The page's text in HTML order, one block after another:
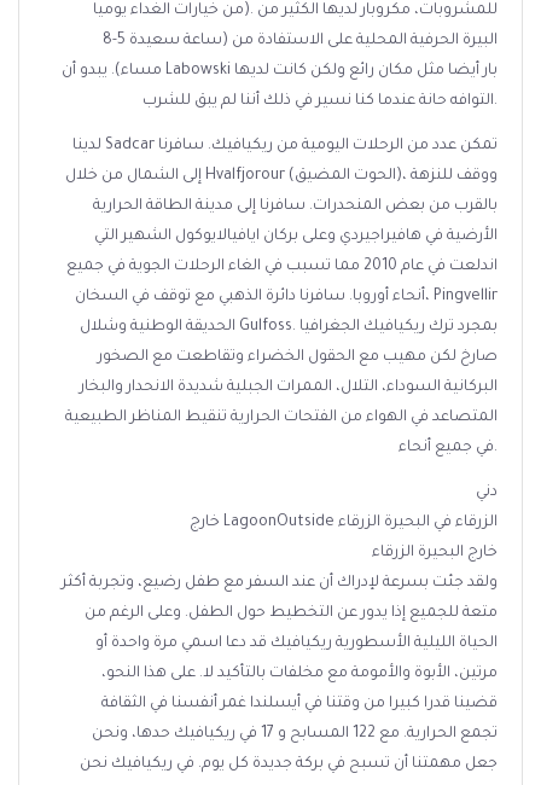
من خيارات الغداء يوميا). للمشروبات، مكروبار لديها الكثير من
البيرة الحرفية المحلية على الاستفادة من (ساعة سعيدة 5-8
مساء). يبدو أن Labowski بار أيضا مثل مكان رائع ولكن كانت لديها
التوافه حانة عندما كنا نسير في ذلك أننا لم يبق للشرب.
لدينا Sadcar تمكن عدد من الرحلات اليومية من ريكيافيك. سافرنا
إلى الشمال من خلال Hvalfjorour (الحوت المضيق)، ووقف للنزهة
بالقرب من بعض المنحدرات. سافرنا إلى مدينة الطاقة الحرارية
الأرضية في هافيراجيردي وعلى بركان ايافيالايوكول الشهير التي
اندلعت في عام 2010 مما تسبب في الغاء الرحلات الجوية في جميع
أنحاء أوروبا. سافرنا دائرة الذهبي مع توقف في السخان، Pingvellir
الحديقة الوطنية وشلال Gulfoss. بمجرد ترك ريكيافيك الجغرافيا
صارخ لكن مهيب مع الحقول الخضراء وتقاطعت مع الصخور
البركانية السوداء، التلال، الممرات الجبلية شديدة الانحدار والبخار
المتصاعد في الهواء من الفتحات الحرارية تنقيط المناظر الطبيعية
في جميع أنحاء.
دني
خارج LagoonOutside الزرقاء في البحيرة الزرقاء
خارج البحيرة الزرقاء
ولقد جئت بسرعة لإدراك أن عند السفر مع طفل رضيع، وتجربة أكثر
متعة للجميع إذا يدور عن التخطيط حول الطفل. وعلى الرغم من
الحياة الليلية الأسطورية ريكيافيك قد دعا اسمي مرة واحدة أو
مرتين، الأبوة والأمومة مع مخلفات بالتأكيد لا. على هذا النحو،
قضينا قدرا كبيرا من وقتنا في أيسلندا غمر أنفسنا في الثقافة
تجمع الحرارية. مع 122 المسابح و 17 في ريكيافيك حدها، ونحن
جعل مهمتنا أن تسبح في بركة جديدة كل يوم. في ريكيافيك نحن